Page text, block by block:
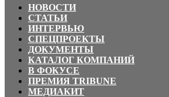
НОВОСТИ
СТАТЬИ
ИНТЕРВЬЮ
СПЕЦПРОЕКТЫ
ДОКУМЕНТЫ
КАТАЛОГ КОМПАНИЙ
В ФОКУСЕ
ПРЕМИЯ TRIBUNE
МЕДИАКИТ